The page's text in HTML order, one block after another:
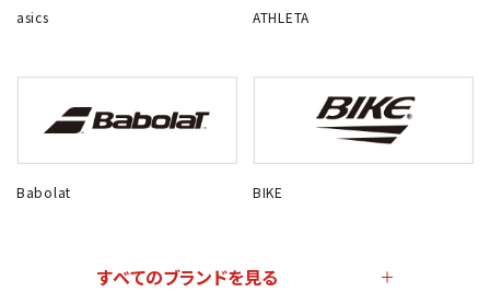
asics ATHLETA
Babolat BIKE
すべてのブランドを見る